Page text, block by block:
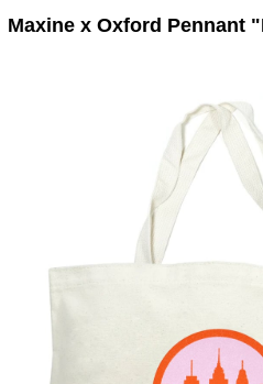
Maxine x Oxford Pennant